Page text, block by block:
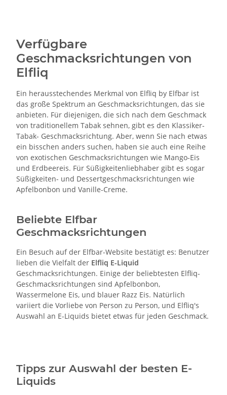
Verfügbare
Geschmacksrichtungen von
Elfliq
Ein herausstechendes Merkmal von Elfliq by Elfbar ist
das große Spektrum an Geschmacksrichtungen, das sie
anbieten. Für diejenigen, die sich nach dem Geschmack
von traditionellem Tabak sehnen, gibt es den Klassiker-
Tabak- Geschmacksrichtung. Aber, wenn Sie nach etwas
ein bisschen anders suchen, haben sie auch eine Reihe
von exotischen Geschmacksrichtungen wie Mango-Eis
und Erdbeereis. Für Süßigkeitenliebhaber gibt es sogar
Süßigkeiten- und Dessertgeschmacksrichtungen wie
Apfelbonbon und Vanille-Creme.
Beliebte Elfbar
Geschmacksrichtungen
Ein Besuch auf der Elfbar-Website bestätigt es: Benutzer
lieben die Vielfalt der Elfliq E-Liquid
Geschmacksrichtungen. Einige der beliebtesten Elfliq-
Geschmacksrichtungen sind Apfelbonbon,
Wassermelone Eis, und blauer Razz Eis. Natürlich
variiert die Vorliebe von Person zu Person, und Elfliq's
Auswahl an E-Liquids bietet etwas für jeden Geschmack.
Tipps zur Auswahl der besten E-
Liquids